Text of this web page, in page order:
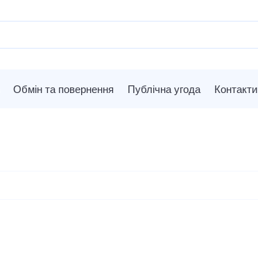
Обмін та повернення Публічна угода Контакти